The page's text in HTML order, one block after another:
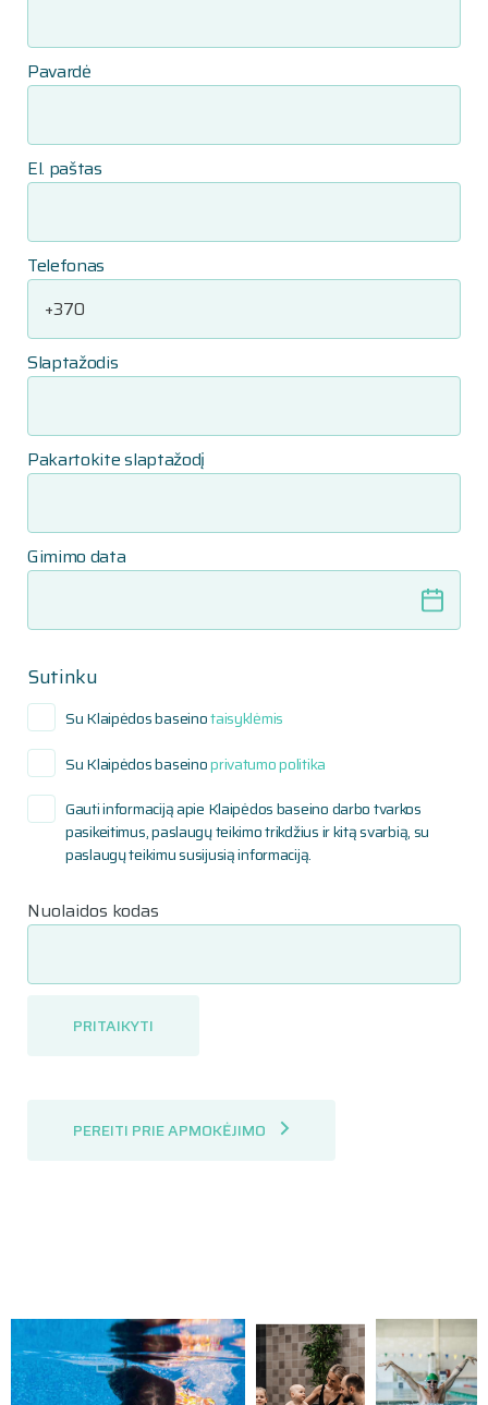
Pavardė
El. paštas
Telefonas
Slaptažodis
Pakartokite slaptažodį
Gimimo data
Sutinku
Su Klaipėdos baseinotaisyklėmis
Su Klaipėdos baseinoprivatumo politika
Gauti informaciją apie Klaipėdos baseino darbo tvarkos
pasikeitimus, paslaugų teikimo trikdžius ir kitą svarbią, su
paslaugų teikimu susijusią informaciją.
Nuolaidos kodas
PRITAIKYTI
PEREITI PRIE APMOKĖJIMO